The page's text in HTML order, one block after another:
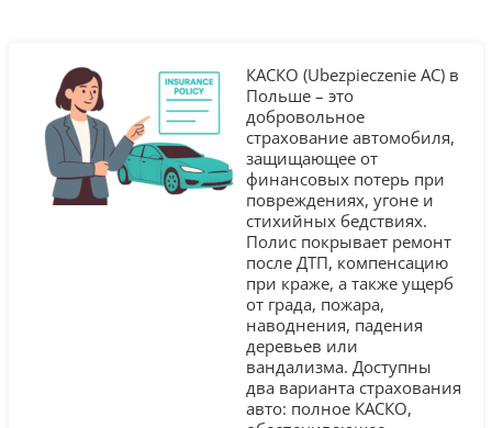
КАСКО (Ubezpieczenie AC) в
Польше – это
добровольное
страхование автомобиля,
защищающее от
финансовых потерь при
повреждениях, угоне и
стихийных бедствиях.
Полис покрывает ремонт
после ДТП, компенсацию
при краже, а также ущерб
от града, пожара,
наводнения, падения
деревьев или
вандализма. Доступны
два варианта страхования
авто: полное КАСКО,